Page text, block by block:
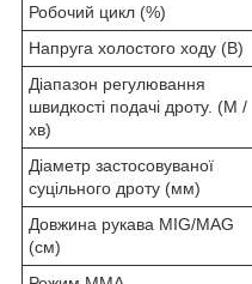
Робочий цикл (%)
Напруга холостого ходу (В)
Діапазон регулювання
швидкості подачі дроту. (М /
хв)
Діаметр застосовуваної
суцільного дроту (мм)
Довжина рукава MIG/MAG
(см)